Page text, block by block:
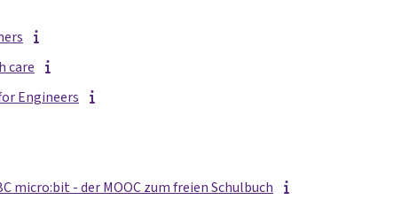
care
Engineers
- der MOOC zum freien Schulbuch